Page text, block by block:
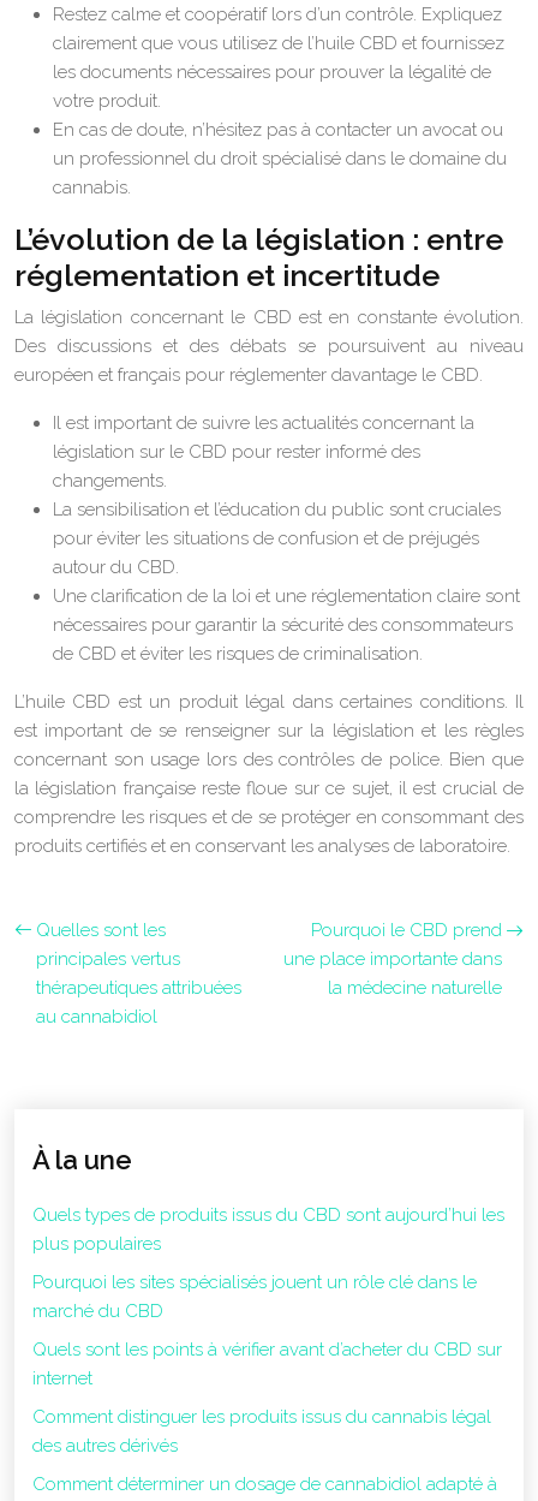
Restez calme et coopératif lors d’un contrôle. Expliquez
clairement que vous utilisez de l’huile CBD et fournissez
les documents nécessaires pour prouver la légalité de
votre produit.
En cas de doute, n’hésitez pas à contacter un avocat ou
un professionnel du droit spécialisé dans le domaine du
cannabis.
L’évolution de la législation : entre
réglementation et incertitude
La législation concernant le CBD est en constante évolution.
Des discussions et des débats se poursuivent au niveau
européen et français pour réglementer davantage le CBD.
Il est important de suivre les actualités concernant la
législation sur le CBD pour rester informé des
changements.
La sensibilisation et l’éducation du public sont cruciales
pour éviter les situations de confusion et de préjugés
autour du CBD.
Une clarification de la loi et une réglementation claire sont
nécessaires pour garantir la sécurité des consommateurs
de CBD et éviter les risques de criminalisation.
L’huile CBD est un produit légal dans certaines conditions. Il
est important de se renseigner sur la législation et les règles
concernant son usage lors des contrôles de police. Bien que
la législation française reste floue sur ce sujet, il est crucial de
comprendre les risques et de se protéger en consommant des
produits certifiés et en conservant les analyses de laboratoire.
Quelles sont les
principales vertus
thérapeutiques attribuées
au cannabidiol
Pourquoi le CBD prend
une place importante dans
la médecine naturelle
À la une
Quels types de produits issus du CBD sont aujourd’hui les
plus populaires
Pourquoi les sites spécialisés jouent un rôle clé dans le
marché du CBD
Quels sont les points à vérifier avant d’acheter du CBD sur
internet
Comment distinguer les produits issus du cannabis légal
des autres dérivés
Comment déterminer un dosage de cannabidiol adapté à